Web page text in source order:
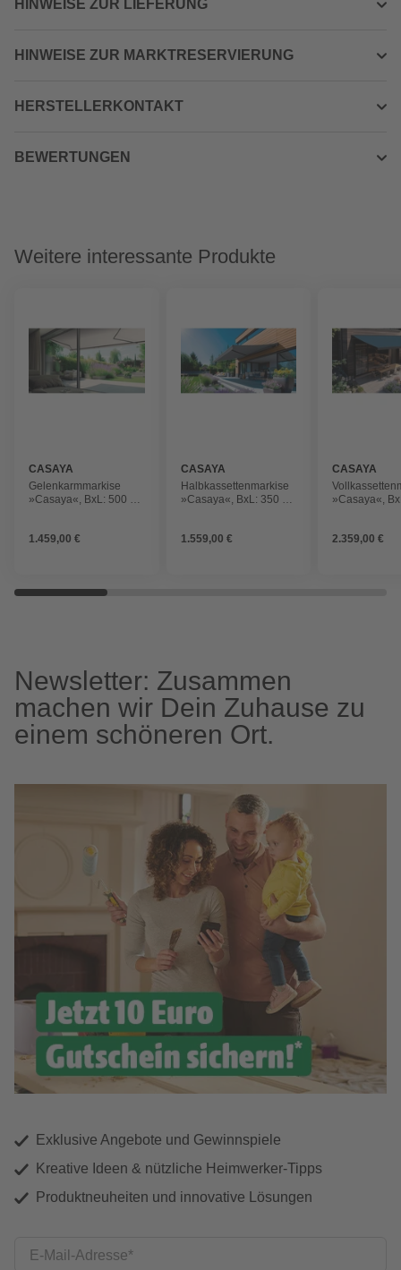
HINWEISE ZUR LIEFERUNG
HINWEISE ZUR MARKTRESERVIERUNG
HERSTELLERKONTAKT
BEWERTUNGEN
Weitere interessante Produkte
CASAYA
Gelenkarmmarkise
»Casaya«, BxL: 500 x
1.459,00 €
CASAYA
Halbkassettenmarkise
»Casaya«, BxL: 350 x
1.559,00 €
CASAYA
»Casaya«,
2.359,00 €
Newsletter: Zusammen
machen wir Dein Zuhause zu
einem schöneren Ort.
Exklusive Angebote und Gewinnspiele
Kreative Ideen & nützliche Heimwerker-Tipps
Produktneuheiten und innovative Lösungen
E-Mail-Adresse